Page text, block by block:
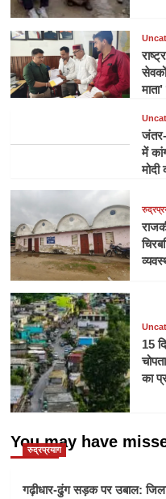
जंतर-
में
15
का
You may have
रुद्रप्रयाग
गढ़ीधार-ढुंग सड़क पर उबाल: